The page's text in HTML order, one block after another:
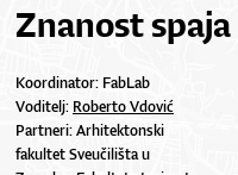
Znanost
Koordinator: FabLab
Voditelj: Roberto Vdović
Partneri: Arhitektonski
fakultet Sveučilišta u